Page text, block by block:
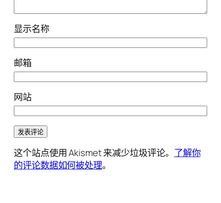
显示名称
邮箱
网站
这个站点使用 Akismet 来减少垃圾评论。 了解你
的评论数据如何被处理。